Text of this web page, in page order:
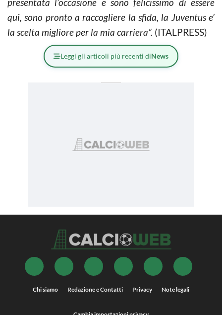
qui, sono pronto a raccogliere la sfida, la Juventus e’
la scelta migliore per la mia carriera”. (ITALPRESS)
Leggi gli articoli più recenti diNews
Chi siamo Redazione e Contatti Privacy Note legali